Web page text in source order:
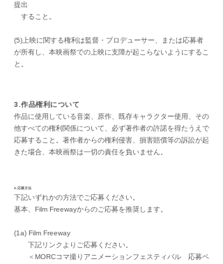
提出
​ すること。
(5)上映に関する権利は監督・プロデューサー、または応募者
が所有し、本映画祭での上映に支障が起こらないようにするこ
と。
3.作品権利について
作品に使用している音楽、原作、既存キャラクター使用、その
他すべての権利関係について、必ず著作者の許諾を得たうえで
応募すること。著作者からの権利侵害、損害賠償等の訴訟が起
きた場合、本映画祭は一切の責任を負いません。
4.応募方法
下記いずれかの方法でご応募ください。
基本、 Film Freewayからのご応募を推奨します。
(1a) Film Freeway
下記リンクよりご応募ください。
＜MORCコマ撮りアニメーションフェスティバル 応募ペ